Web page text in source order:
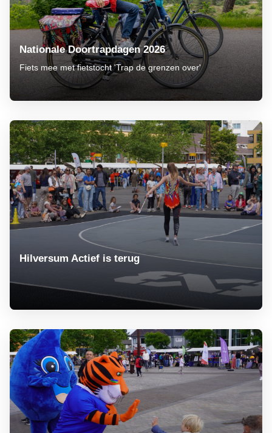
Nationale Doortrapdagen 2026
Fiets mee met fietstocht 'Trap de grenzen over'
Hilversum Actief is terug